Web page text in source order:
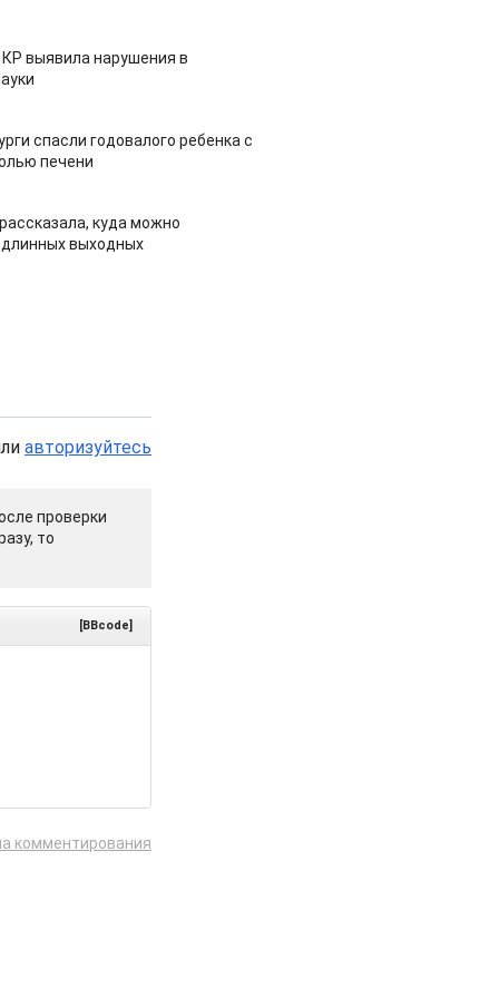
выявила нарушения в
спасли годовалого ребенка с
печени
куда можно
выходных
авторизуйтесь
проверки
то
[BBcode]
комментирования